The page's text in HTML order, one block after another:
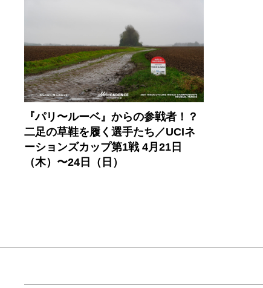
『パリ〜ルーベ』からの参戦者！？
二足の草鞋を履く選手たち／UCIネ
ーションズカップ第1戦 4月21日
（木）〜24日（日）